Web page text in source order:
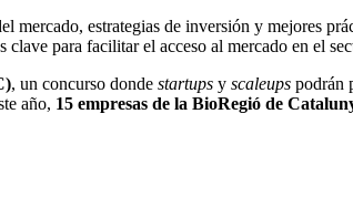
mercado, estrategias de inversión y mejores
clave para facilitar el acceso al mercado en el
, un concurso donde startups y scaleups podrán
año, 15 empresas de la BioRegió de